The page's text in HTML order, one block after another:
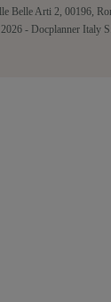
Belle Arti 2, 00196,
- Docplanner Italy